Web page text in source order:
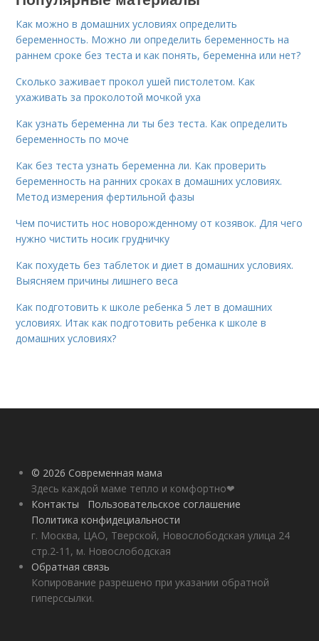
Как можно в домашних условиях определить
беременность. Можно ли определить беременность на
раннем сроке без теста и как понять, беременна или нет?
Сколько заживает прокол ушей пистолетом. Как
ухаживать за проколотой мочкой уха
Как узнать беременна ли ты без теста. Как определить
беременность по моче
Как без теста узнать беременна ли. Как проверить
беременность на ранних сроках в домашних условиях.
Метод измерения фертильной фазы
Чем почистить нос новорожденному от козявок. Для чего
нужно чистить носик грудничку
Как похудеть без таблеток и диет в домашних условиях.
Выясняем причины лишнего веса
Как подготовить к школе ребенка 5 лет в домашних
условиях. Итак как подготовить ребенка к школе в
домашних условиях?
© 2026 Современная мама
Здесь каждой маме тепло и комфортно❤
Контакты
Пользовательское соглашение
Политика конфидециальности
г. Москва, ЦАО, Тверской, Новослободская улица 24
стр.2-11, м. Новослободская
Обратная связь
Копирование разрешено при указании обратной
гиперссылки.